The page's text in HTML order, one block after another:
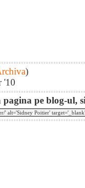
)
'10
pe blog-ul,